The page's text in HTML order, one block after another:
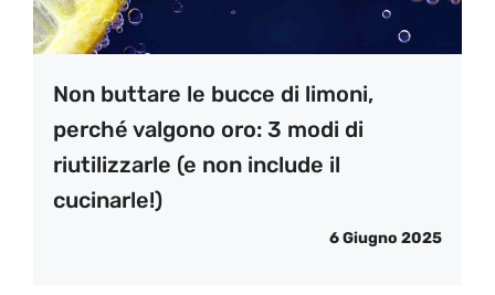
Non buttare le bucce di limoni,
perché valgono oro: 3 modi di
riutilizzarle (e non include il
cucinarle!)
6 Giugno 2025